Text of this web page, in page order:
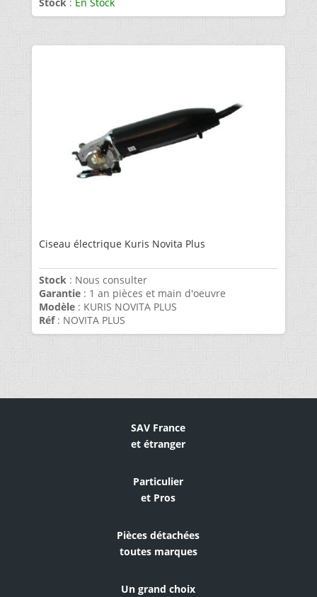
Ciseau électrique Kuris Novita Plus
Stock : Nous consulter
Garantie: 1 an pièces et main d'oeuvre
Modèle: KURIS NOVITA PLUS
Réf: NOVITA PLUS
SAV France
et étranger
Particulier
et Pros
Pièces détachées
toutes marques
Un grand choix